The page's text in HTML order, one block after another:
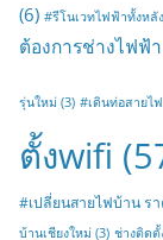
(6) #รีโนเวทไฟฟ้าทั้งหลัง
ต้องการช่างไฟฟ้า
รุ่นใหม่ (3) #เดินท่อสายไ
ตั้งwifi
#เปลี่ยนสายไฟบ้าน ร
บ้านเชียงใหม่ (3) ช่างติดตั้